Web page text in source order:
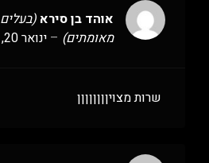
אוהד בן סירא(בעלים
מאומתים) – ינואר 20, 2023
שרות מצויןןןןןןןן